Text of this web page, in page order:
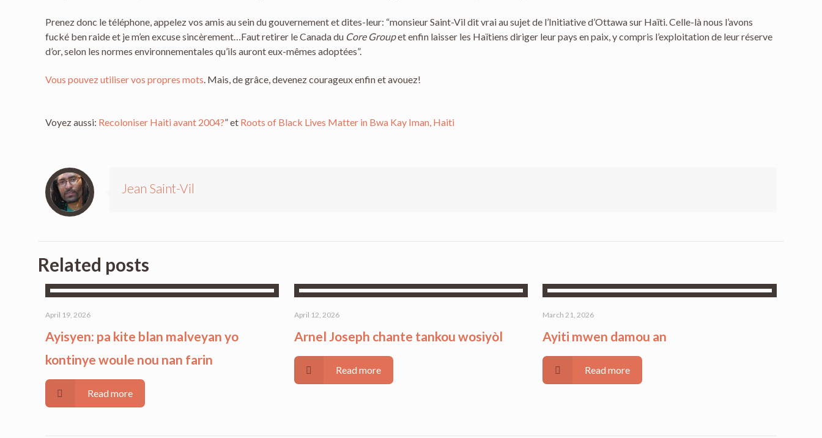
Prenez donc le téléphone, appelez vos amis au sein du gouvernement et dites-leur: “monsieur Saint-Vil dit vrai au sujet de l’Initiative d’Ottawa sur Haïti. Celle-là nous l’avons
fucké ben raide et je m’en excuse sincèrement…Faut retirer le Canada du Core Groupet enfin laisser les Haïtiens diriger leur pays en paix, y compris l’exploitation de leur réserve
d’or, selon les normes environnementales qu’ils auront eux-mêmes adoptées”.
Vous pouvez utiliser vos propres mots. Mais, de grâce, devenez courageux enfin et avouez!
Voyez aussi: Recoloniser Haiti avant 2004?” et Roots of Black Lives Matter in Bwa Kay Iman, Haiti
Jean Saint-Vil
Related posts
April 19, 2026
Ayisyen: pa kite blan malveyan yo
kontinye woule nou nan farin
Read more
April 12, 2026
Arnel Joseph chante tankou wosiyòl
Read more
March 21, 2026
Ayiti mwen damou an
Read more